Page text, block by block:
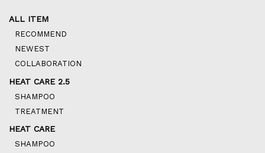
ALL ITEM
RECOMMEND
NEWEST
COLLABORATION
HEAT CARE 2.5
SHAMPOO
TREATMENT
HEAT CARE
SHAMPOO